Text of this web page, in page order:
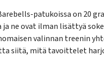
patukoissa on 20
ne ovat ilman lisättyä
valinnan treenin
siitä, mitä tavoittelet